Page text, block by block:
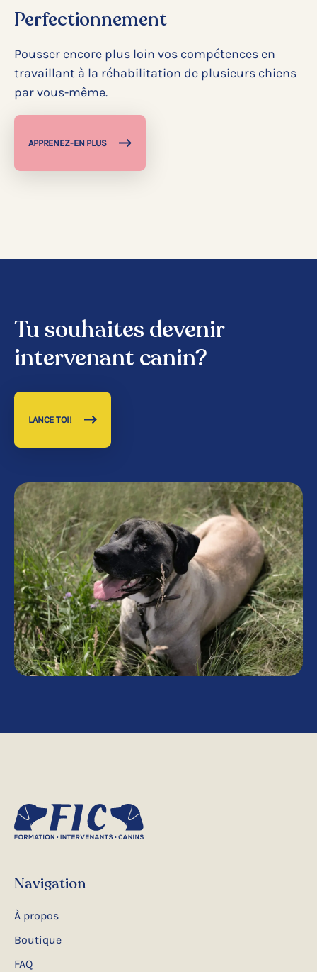
Perfectionnement
Pousser encore plus loin vos compétences en
travaillant à la réhabilitation de plusieurs chiens
par vous-même.
APPRENEZ-EN PLUS
Tu souhaites devenir
intervenant canin?
LANCE TOI!
Navigation
À propos
Boutique
FAQ